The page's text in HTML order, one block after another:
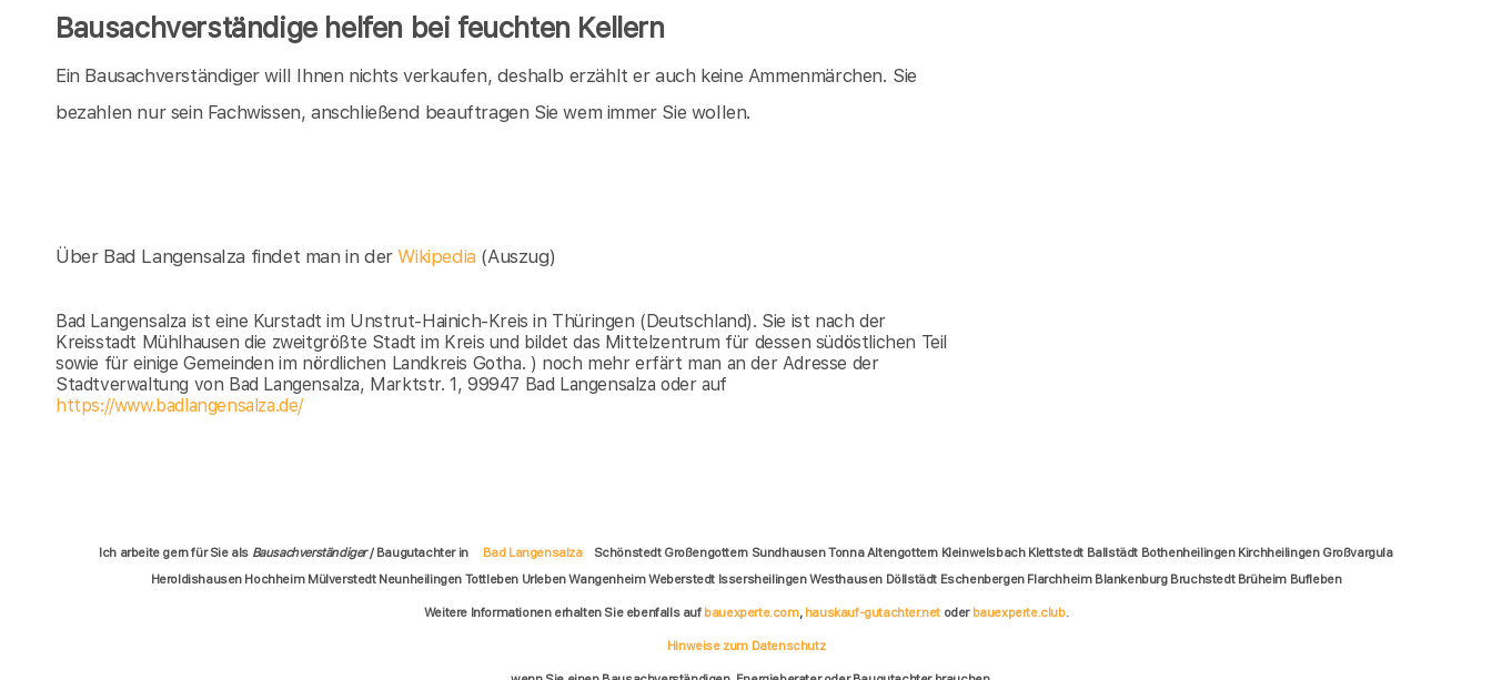
Bausachverständige helfen bei feuchten Kellern
Ein Bausachverständiger will Ihnen nichts verkaufen, deshalb erzählt er auch keine Ammenmärchen. Sie
bezahlen nur sein Fachwissen, anschließend beauftragen Sie wem immer Sie wollen.
Über Bad Langensalza findet man in derWikipedia (Auszug)
Bad Langensalza ist eine Kurstadt im Unstrut-Hainich-Kreis in Thüringen (Deutschland). Sie ist nach der
Kreisstadt Mühlhausen die zweitgrößte Stadt im Kreis und bildet das Mittelzentrum für dessen südöstlichen Teil
sowie für einige Gemeinden im nördlichen Landkreis Gotha. ) noch mehr erfärt man an der Adresse der
Stadtverwaltung von Bad Langensalza, Marktstr. 1, 99947 Bad Langensalza oder auf
https://www.badlangensalza.de/
Ich arbeite gern für Sie als Bausachverständiger/ Baugutachter in Bad Langensalza
Schönstedt Großengottern Sundhausen Tonna Altengottern Kleinwelsbach Klettstedt Ballstädt Bothenheilingen Kirchheilingen Großvargula
Heroldishausen Hochheim Mülverstedt Neunheilingen Tottleben Urleben Wangenheim Weberstedt Issersheilingen Westhausen Döllstädt Eschenbergen Flarchheim Blankenburg Bruchstedt Brüheim Bufleben
Weitere Informationen erhalten Sie ebenfalls auf bauexperte.com, hauskauf-gutachter.net oder bauexperte.club.
Hinweise zum Datenschutz